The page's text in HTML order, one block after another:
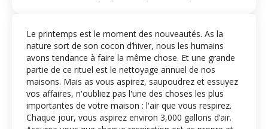
Le printemps est le moment des nouveautés. As la
nature sort de son cocon d’hiver, nous les humains
avons tendance à faire la même chose. Et une grande
partie de ce rituel est le nettoyage annuel de nos
maisons. Mais as vous aspirez, saupoudrez et essuyez
vos affaires, n'oubliez pas l'une des choses les plus
importantes de votre maison : l'air que vous respirez.
Chaque jour, vous aspirez environ 3,000 gallons d’air.